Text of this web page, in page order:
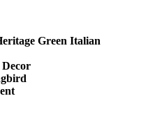
Green Italian